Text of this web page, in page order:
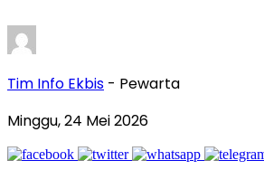
Tim Info Ekbis - Pewarta
Minggu, 24 Mei 2026